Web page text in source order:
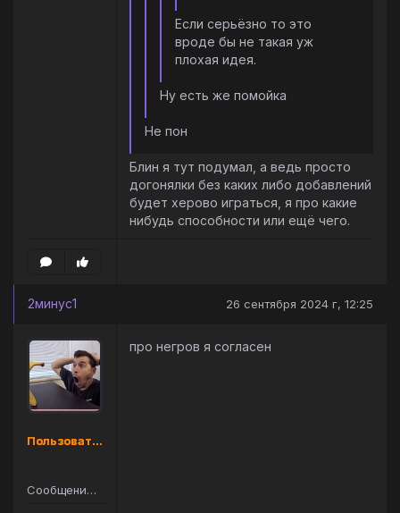
Если серьёзно то это
вроде бы не такая уж
плохая идея.
Ну есть же помойка
Не пон
Блин я тут подумал, а ведь просто
догонялки без каких либо добавлений
будет херово играться, я про какие
нибудь способности или ещё чего.
2минус1 26 сентября 2024 г, 12:25
Пользователь
Сообщений: 26
про негров я согласен